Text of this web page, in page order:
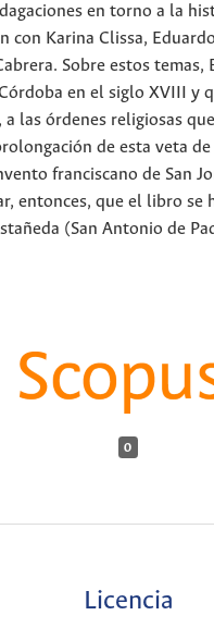
en torno a la
Karina Clissa,
Sobre estos
en el siglo XVIII y
las órdenes religiosas
de esta veta
franciscano de San
entonces, que el libro
(San Antonio de
0
Licencia